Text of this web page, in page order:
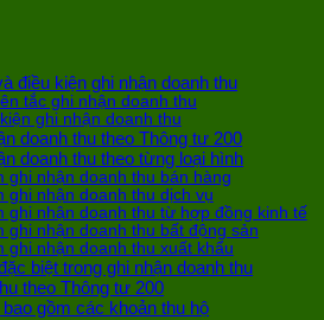
điều kiện ghi nhận doanh thu
tắc ghi nhận doanh thu
ghi nhận doanh thu
doanh thu theo Thông tư 200
doanh thu theo từng loại hình
ghi nhận doanh thu bán hàng
ghi nhận doanh thu dịch vụ
ghi nhận doanh thu từ hợp đồng kinh tế
ghi nhận doanh thu bất động sản
ghi nhận doanh thu xuất khẩu
biệt trong ghi nhận doanh thu
theo Thông tư 200
gồm các khoản thu hộ